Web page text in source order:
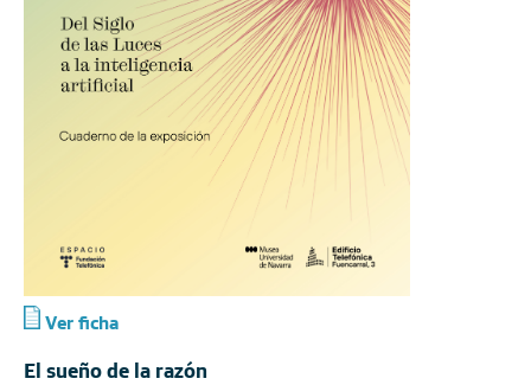
Ver ficha
El sueño de la razón